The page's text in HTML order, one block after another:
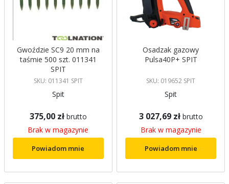
Gwoździe SC9 20 mm na
taśmie 500 szt. 011341
SPIT
SKU: 011341 SPIT
Spit
375,00 zł brutto
Brak w magazynie
Powiadom mnie
Osadzak gazowy
Pulsa40P+ SPIT
SKU: 019652 SPIT
Spit
3 027,69 zł brutto
Brak w magazynie
Powiadom mnie